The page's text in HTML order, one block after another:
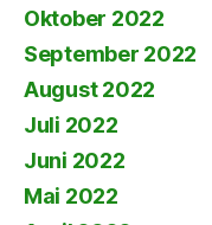
Oktober 2022
September 2022
August 2022
Juli 2022
Juni 2022
Mai 2022